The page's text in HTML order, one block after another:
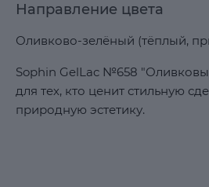
Направление цвета
Оливково-зелёный (тёплый,
Sophin GelLac №658
для тех, кто ценит стильную
природную эстетику.